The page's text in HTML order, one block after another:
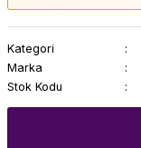
Kategori
Marka
Stok Kodu